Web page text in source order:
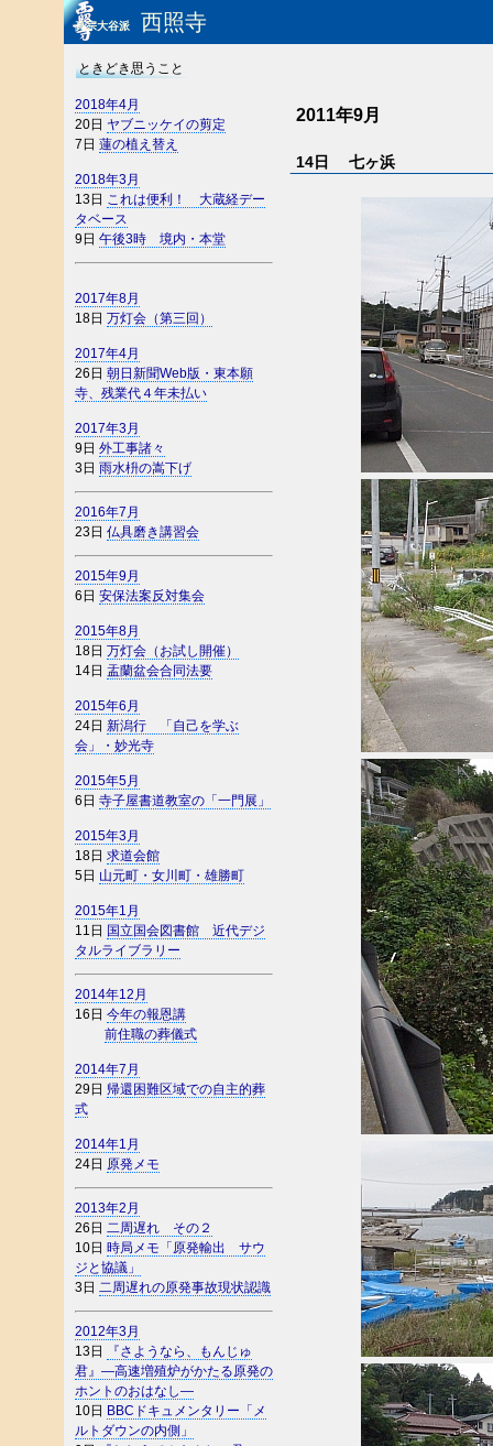
真宗大谷派 西照寺
2011年9月
14日 七ヶ浜
ときどき思うこと
2018年4月
20日 ヤブニッケイの剪定
7日 蓮の植え替え
2018年3月
13日 これは便利！ 大蔵経デー
タベース
9日 午後3時 境内・本堂
2017年8月
18日 万灯会（第三回）
2017年4月
26日 朝日新聞Web版・東本願
寺、残業代４年未払い
2017年3月
9日 外工事諸々
3日 雨水枡の嵩下げ
2016年7月
23日 仏具磨き講習会
2015年9月
6日 安保法案反対集会
2015年8月
18日 万灯会（お試し開催）
14日 盂蘭盆会合同法要
2015年6月
24日 新潟行 「自己を学ぶ
会」・妙光寺
2015年5月
6日 寺子屋書道教室の「一門展」
2015年3月
18日 求道会館
5日 山元町・女川町・雄勝町
2015年1月
11日 国立国会図書館 近代デジ
タルライブラリー
2014年12月
16日 今年の報恩講
前住職の葬儀式
2014年7月
29日 帰還困難区域での自主的葬
式
2014年1月
24日 原発メモ
2013年2月
26日 二周遅れ その２
10日 時局メモ「原発輸出 サウ
ジと協議」
3日 二周遅れの原発事故現状認識
2012年3月
13日
『さようなら、もんじゅ
君』―高速増殖炉がかたる原発の
ホントのおはなし―
10日 BBCドキュメンタリー「メ
ルトダウンの内側」